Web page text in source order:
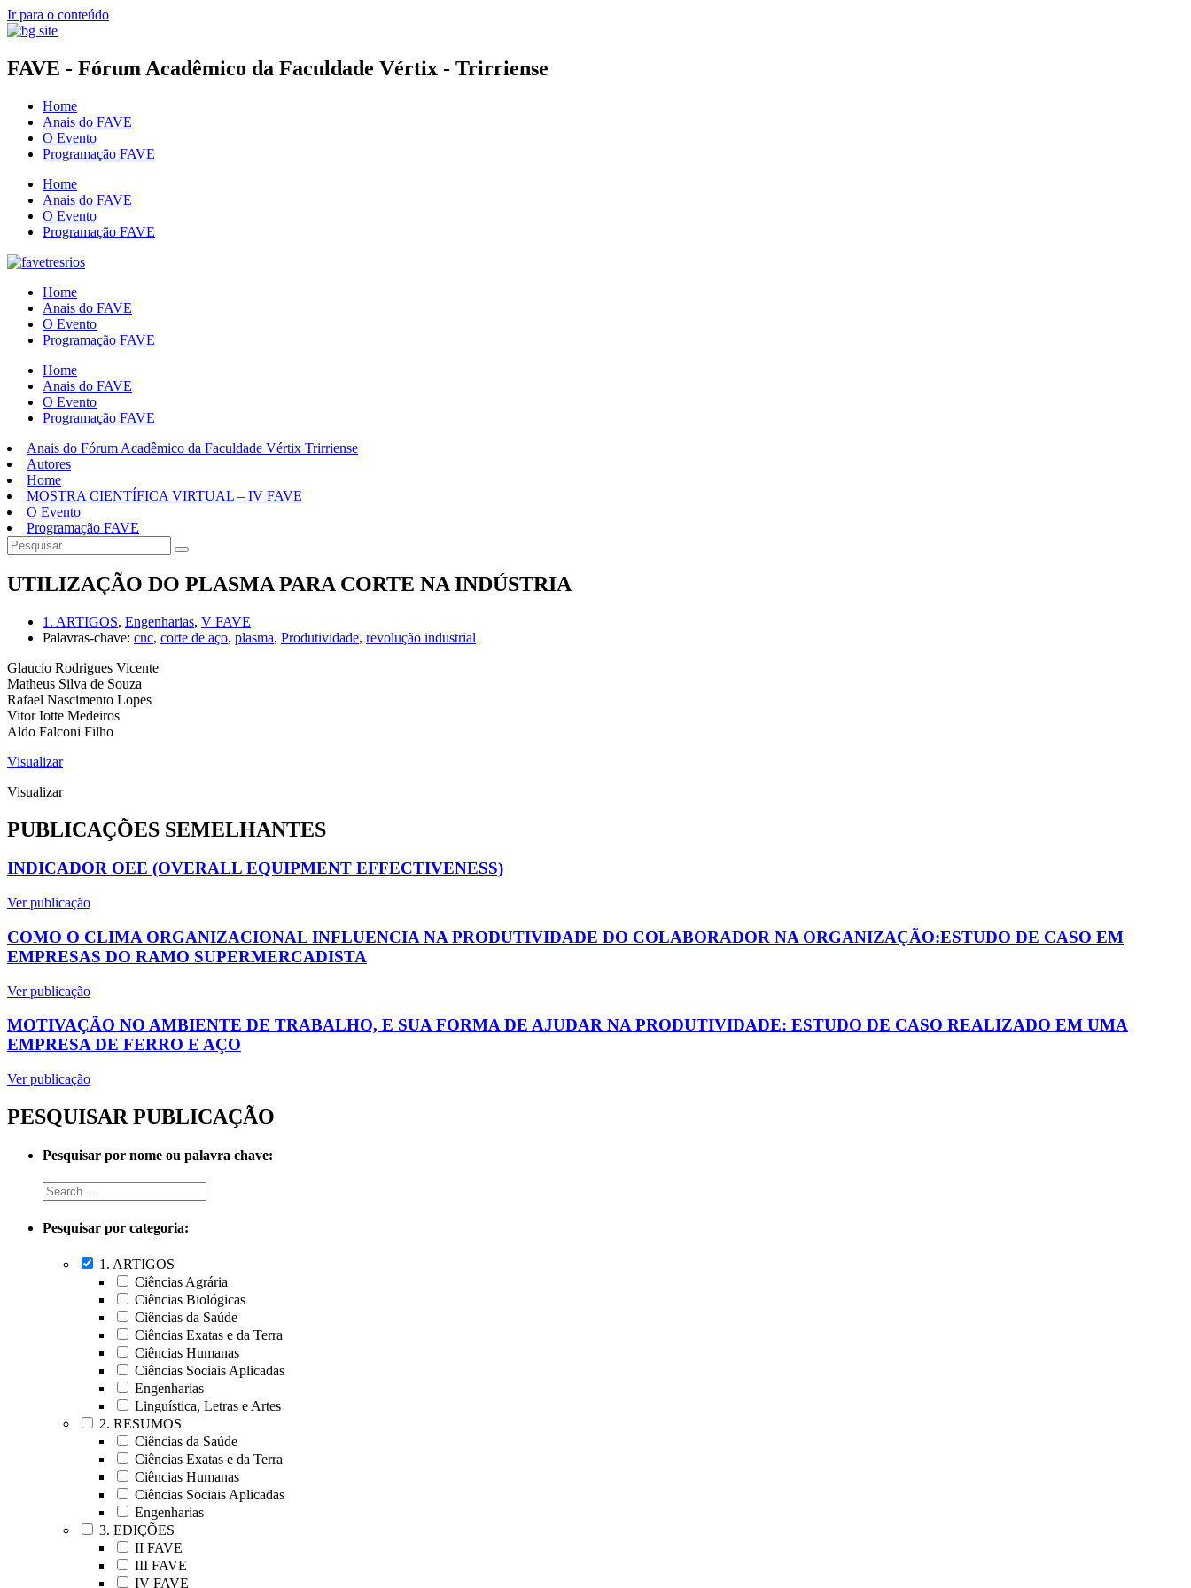
Ir para o conteúdo
FAVE - Fórum Acadêmico da Faculdade Vértix - Trirriense
Home
Anais do FAVE
O Evento
Programação FAVE
Home
Anais do FAVE
O Evento
Programação FAVE
Home
Anais do FAVE
O Evento
Programação FAVE
Home
Anais do FAVE
O Evento
Programação FAVE
Anais do Fórum Acadêmico da Faculdade Vértix Trirriense
Autores
Home
MOSTRA CIENTÍFICA VIRTUAL – IV FAVE
O Evento
Programação FAVE
UTILIZAÇÃO DO PLASMA PARA CORTE NA INDÚSTRIA
1. ARTIGOS, Engenharias, V FAVE
Palavras-chave: cnc, corte de aço, plasma, Produtividade, revolução industrial
Glaucio Rodrigues Vicente
Matheus Silva de Souza
Rafael Nascimento Lopes
Vitor Iotte Medeiros
Aldo Falconi Filho
Visualizar
Visualizar
PUBLICAÇÕES SEMELHANTES
INDICADOR OEE (OVERALL EQUIPMENT EFFECTIVENESS)
Ver publicação
COMO O CLIMA ORGANIZACIONAL INFLUENCIA NA PRODUTIVIDADE DO COLABORADOR NA ORGANIZAÇÃO:ESTUDO DE CASO EM
EMPRESAS DO RAMO SUPERMERCADISTA
Ver publicação
MOTIVAÇÃO NO AMBIENTE DE TRABALHO, E SUA FORMA DE AJUDAR NA PRODUTIVIDADE: ESTUDO DE CASO REALIZADO EM UMA
EMPRESA DE FERRO E AÇO
Ver publicação
PESQUISAR PUBLICAÇÃO
Pesquisar por nome ou palavra chave:
Pesquisar por categoria:
1. ARTIGOS
Ciências Agrária
Ciências Biológicas
Ciências da Saúde
Ciências Exatas e da Terra
Ciências Humanas
Ciências Sociais Aplicadas
Engenharias
Linguística, Letras e Artes
2. RESUMOS
Ciências da Saúde
Ciências Exatas e da Terra
Ciências Humanas
Ciências Sociais Aplicadas
Engenharias
3. EDIÇÕES
II FAVE
III FAVE
IV FAVE